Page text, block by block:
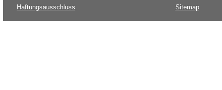
Haftungsausschluss Sitemap